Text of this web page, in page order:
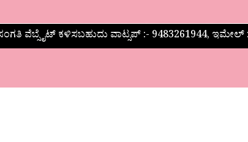
ವೆಬ್ಸೈಟ್ ಕಳಿಸಬಹುದು ವಾಟ್ಸಪ್‌ :- 9483261944,